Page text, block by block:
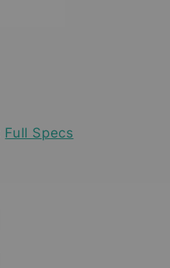
Full Specs